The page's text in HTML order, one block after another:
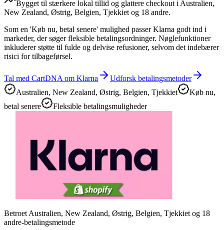
Bygget til stærkere lokal tillid og glattere checkout i Australien,
New Zealand, Østrig, Belgien, Tjekkiet og 18 andre.
Som en 'Køb nu, betal senere' mulighed passer Klarna godt ind i
markeder, der søger fleksible betalingsordninger. Nøglefunktioner
inkluderer støtte til fulde og delvise refusioner, selvom det indebærer
risici for tilbageførsel.
Tal med CartDNA om Klarna
Udforsk betalingsmetoder
Australien, New Zealand, Østrig, Belgien, Tjekkiet
Køb nu,
betal senere
Fleksible betalingsmuligheder
Betroet Australien, New Zealand, Østrig, Belgien, Tjekkiet og 18
andre-betalingsmetode